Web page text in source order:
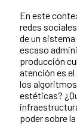
En este
redes
de un
escaso
producción
atención es
los
estéticas?
poder sobre